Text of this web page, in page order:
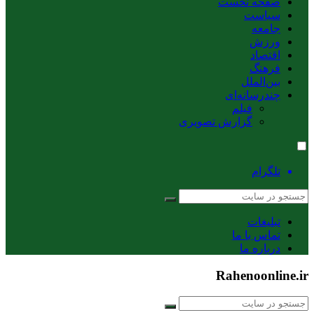
سیاست
جامعه
ورزش
اقتصاد
فرهنگ
بین‌الملل
چندرسانه‌ای
فیلم
گزارش تصویری
تلگرام
تبلیغات
تماس با ما
درباره ما
Rahenoonline.ir